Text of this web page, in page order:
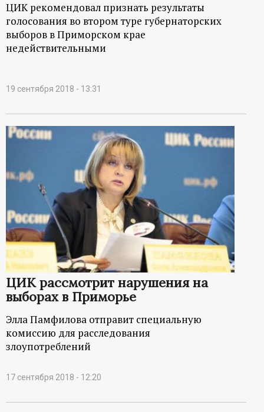
ЦИК рекомендовал признать результаты
голосования во втором туре губернаторских
выборов в Приморском крае
недействительными
19 сентября 2018 - 13:31
ЦИК рассмотрит нарушения на
выборах в Приморье
Элла Памфилова отправит специальную
комиссию для расследования
злоупотреблений
17 сентября 2018 - 12:20